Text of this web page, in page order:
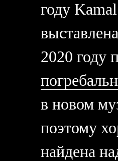
году
2020 году
в новом
поэтому
найдена